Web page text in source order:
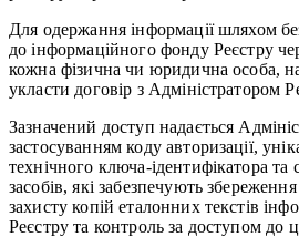
Для одержання інформації шляхом
до інформаційного фонду Реєстру
кожна фізична чи юридична особа,
укласти договір з Адміністратором
Зазначений доступ надається
застосуванням коду авторизації,
технічного ключа-ідентифікатора
засобів, які забезпечують
захисту копій еталонних текстів
Реєстру та контроль за доступом до